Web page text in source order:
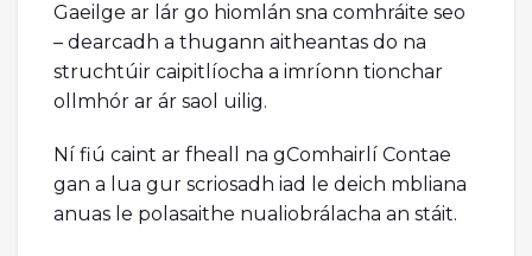
Gaeilge ar lár go hiomlán sna comhráite seo
– dearcadh a thugann aitheantas do na
struchtúir caipitlíocha a imríonn tionchar
ollmhór ar ár saol uilig.
Ní fiú caint ar fheall na gComhairlí Contae
gan a lua gur scriosadh iad le deich mbliana
anuas le polasaithe nualiobrálacha an stáit.